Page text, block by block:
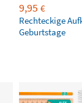
9,95 €
Rechteckige
Geburtstage